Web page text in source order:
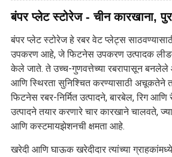
बंपर प्लेट स्टोरेज - चीन कारखाना,
बंपर प्लेट स्टोरेज हे रबर वेट प्लेट्स
उपकरण आहे, जे फिटनेस उपकरण उत्पादक
केले जाते. ते उच्च-गुणवत्तेच्या रबरापासून
आणि स्थिरता सुनिश्चित करण्यासाठी
फिटनेस रबर-निर्मित उत्पादने, बारबेल, रिग
उत्पादने तयार करणारे चार कारखाने चालवते,
आणि कस्टमायझेशनची क्षमता आहे.
खरेदी आणि घाऊक खरेदीदार त्यांच्या